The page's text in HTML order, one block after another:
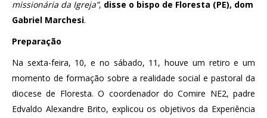
missionária da Igreja”, disse o bispo de Floresta (PE), dom
Gabriel Marchesi.
Preparação
Na sexta-feira, 10, e no sábado, 11, houve um retiro e um
momento de formação sobre a realidade social e pastoral da
diocese de Floresta. O coordenador do Comire NE2, padre
Edvaldo Alexandre Brito, explicou os objetivos da Experiência